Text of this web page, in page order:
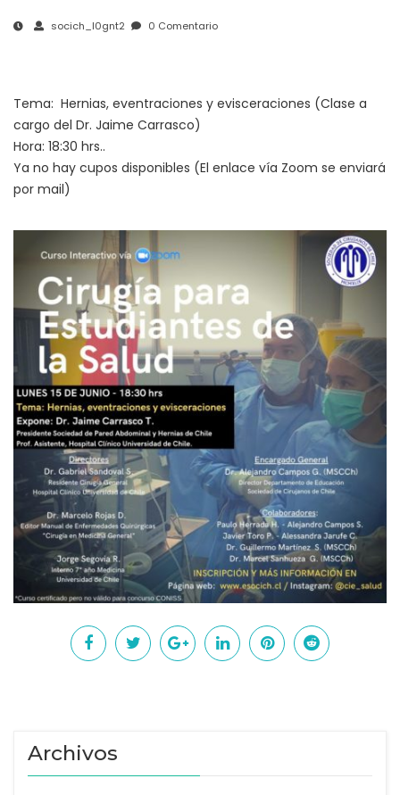
socich_l0gnt2 0 Comentario
Tema: Hernias, eventraciones y evisceraciones (Clase a
cargo del Dr. Jaime Carrasco)
Hora: 18:30 hrs..
Ya no hay cupos disponibles (El enlace vía Zoom se enviará
por mail)
Archivos